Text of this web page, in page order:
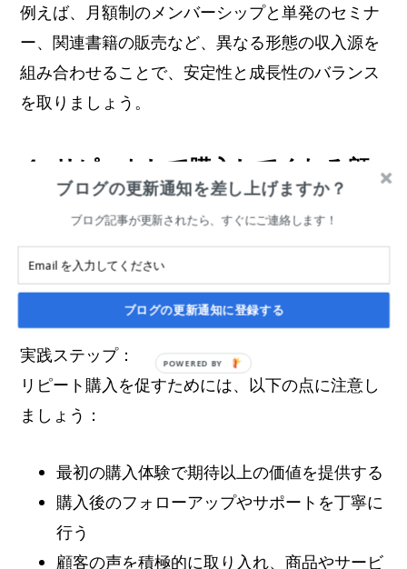
例えば、月額制のメンバーシップと単発のセミナ
ー、関連書籍の販売など、異なる形態の収入源を
組み合わせることで、安定性と成長性のバランス
を取りましょう。
４. リピートして購入してくれる顧
客がいる
くれる顧客の存在は、あなたの提供する価値の持
続性を証明するものです。
実践ステップ：
リピート購入を促すためには、以下の点に注意し
ましょう：
最初の購入体験で期待以上の価値を提供する
購入後のフォローアップやサポートを丁寧に
行う
顧客の声を積極的に取り入れ、商品やサービ
ブログの更新通知を差し上げますか？
ブログ記事が更新されたら、すぐにご連絡します！
ブログの更新通知に登録する